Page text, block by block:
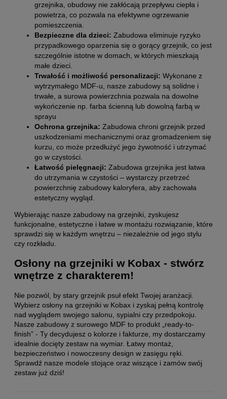
grzejnika, obudowy nie zakłócają przepływu ciepła i
powietrza, co pozwala na efektywne ogrzewanie
pomieszczenia.
Bezpieczne dla dzieci: Zabudowa eliminuje ryzyko
przypadkowego oparzenia się o gorący grzejnik, co jest
szczególnie istotne w domach, w których mieszkają
małe dzieci.
Trwałość i możliwość personalizacji: Wykonane z
wytrzymałego MDF-u, nasze zabudowy są solidne i
trwałe, a surowa powierzchnia pozwala na dowolne
wykończenie np. farba ścienną lub dowolną farbą w
sprayu
Ochrona grzejnika: Zabudowa chroni grzejnik przed
uszkodzeniami mechanicznymi oraz gromadzeniem się
kurzu, co może przedłużyć jego żywotność i utrzymać
go w czystości.
Łatwość pielęgnacji: Zabudowa grzejnika jest łatwa
do utrzymania w czystości – wystarczy przetrzeć
powierzchnię zabudowy kaloryfera, aby zachowała
estetyczny wygląd.
Wybierając nasze zabudowy na grzejniki, zyskujesz
funkcjonalne, estetyczne i łatwe w montażu rozwiązanie, które
sprawdzi się w każdym wnętrzu – niezależnie od jego stylu
czy rozkładu.
Osłony na grzejniki w Kobax - stwórz
wnętrze z charakterem!
Nie pozwól, by stary grzejnik psuł efekt Twojej aranżacji.
Wybierz osłony na grzejniki w Kobax i zyskaj pełną kontrolę
nad wyglądem swojego salonu, sypialni czy przedpokoju.
Nasze zabudowy z surowego MDF to produkt „ready-to-
finish” - Ty decydujesz o kolorze i fakturze, my dostarczamy
idealnie docięty zestaw na wymiar. Łatwy montaż,
bezpieczeństwo i nowoczesny design w zasięgu ręki.
Sprawdź nasze modele stojące oraz wiszące i zamów swój
zestaw już dziś!